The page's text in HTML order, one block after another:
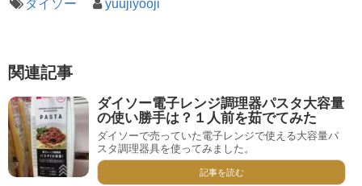
ダイソー yuujiyooji
関連記事
ダイソー電子レンジ調理器パスタ大容量
の使い勝手は？１人前を茹でてみた
ダイソーで売っていた電子レンジで使える大容量パ
スタ調理器具を使ってみました。
記事を読む